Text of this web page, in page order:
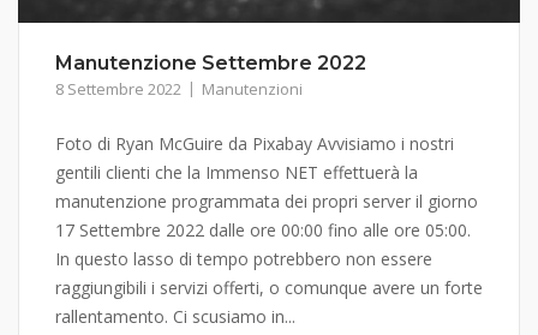
Manutenzione Settembre 2022
8 Settembre 2022 Manutenzioni
Foto di Ryan McGuire da Pixabay Avvisiamo i nostri
gentili clienti che la Immenso NET effettuerà la
manutenzione programmata dei propri server il giorno
17 Settembre 2022 dalle ore 00:00 fino alle ore 05:00.
In questo lasso di tempo potrebbero non essere
raggiungibili i servizi offerti, o comunque avere un forte
rallentamento. Ci scusiamo in...